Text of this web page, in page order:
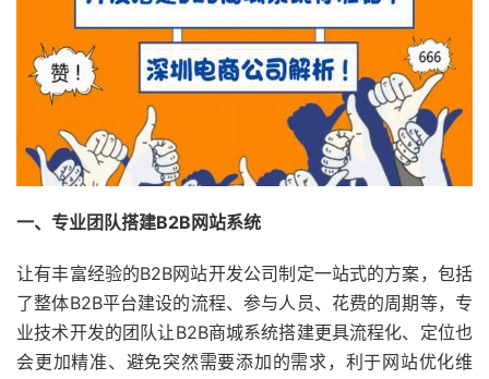
一、专业团队搭建B2B网站系统
让有丰富经验的B2B网站开发公司制定一站式的方案，包括
了整体B2B平台建设的流程、参与人员、花费的周期等，专
业技术开发的团队让B2B商城系统搭建更具流程化、定位也
会更加精准、避免突然需要添加的需求，利于网站优化维